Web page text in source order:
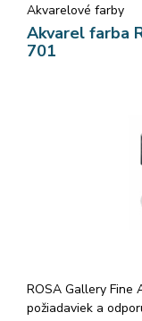
Akvarelové farby
Akvarel farba
701
ROSA Gallery Fine
požiadaviek a